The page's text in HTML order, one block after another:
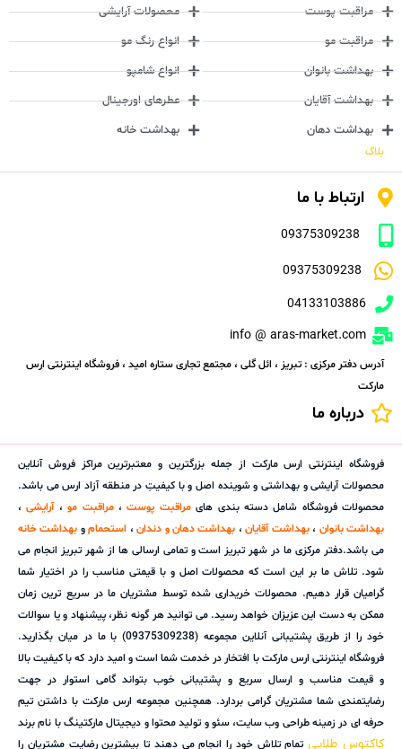
مراقبت پوست
مراقبت مو
بهداشت بانوان
بهداشت آقایان
بهداشت دهان
محصولات آرایشی
انواع رنگ مو
انواع شامپو
عطرهای اورجینال
بهداشت خانه
بلاگ
ارتباط با ما
09375309238
09375309238
04133103886
info @ aras-market.com
آدرس دفتر مرکزی : تبریز ، ائل گلی ، مجتمع تجاری ستاره امید ، فروشگاه اینترنتی ارس
مارکت
درباره ما
فروشگاه اینترنتی ارس مارکت از جمله بزرگترین و معتبرترین مراکز فروش آنلاین
محصولات آرایشی و بهداشتی و شوینده اصل و با کیفیتِ در منطقه آزاد ارس می باشد.
محصولات فروشگاه شامل دسته بندی هایمراقبت پوست،مراقبت مو،آرایشی،
بهداشت بانوان ،بهداشت آقایان، بهداشت دهان و دندان، استحمامو بهداشت خانه
می باشد.دفتر مرکزی ما در شهر تبریز است و تمامی ارسالی ها از شهر تبریز انجام می
شود. تلاش ما بر این است که محصولات اصل و با قیمتی مناسب را در اختیار شما
گرامیان قرار دهیم. محصولات خریداری شده توسط مشتریان ما در سریع ترین زمان
ممکن به دست این عزیزان خواهد رسید. می توانید هر گونه نظر، پیشنهاد و یا سوالات
خود را از طریق پشتیبانی آنلاین مجموعه (09375309238) با ما در میان بگذارید.
فروشگاه اینترنتی ارس مارکت با افتخار در خدمت شما است و امید دارد که با کیفیت بالا
و قیمت مناسب و ارسال سریع و پشتیبانی خوب بتواند گامی استوار در جهت
رضایتمندی شما مشتریان گرامی بردارد. همچنین مجموعه ارس مارکت با داشتن تیم
حرفه ای در زمینه طراحی وب سایت، سئو و تولید محتوا و دیجیتال مارکتینگ با نام برند
کاکتوس طلاییتمام تلاش خود را انجام می دهند تا بیشترین رضایت مشتریان را